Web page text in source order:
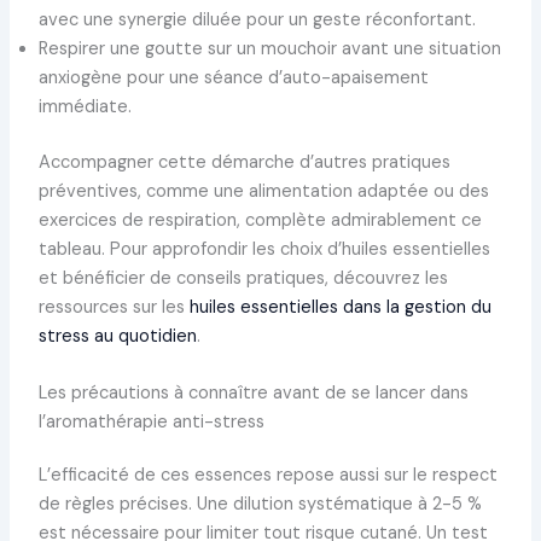
avec une synergie diluée pour un geste réconfortant.
Respirer une goutte sur un mouchoir avant une situation
anxiogène pour une séance d’auto-apaisement
immédiate.
Accompagner cette démarche d’autres pratiques
préventives, comme une alimentation adaptée ou des
exercices de respiration, complète admirablement ce
tableau. Pour approfondir les choix d’huiles essentielles
et bénéficier de conseils pratiques, découvrez les
ressources sur les huiles essentielles dans la gestion du
stress au quotidien.
Les précautions à connaître avant de se lancer dans
l’aromathérapie anti-stress
L’efficacité de ces essences repose aussi sur le respect
de règles précises. Une dilution systématique à 2-5 %
est nécessaire pour limiter tout risque cutané. Un test